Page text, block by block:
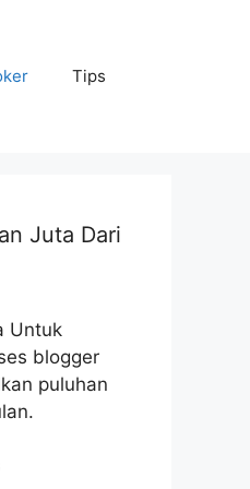
Tips
Juta Dari
Untuk
blogger
puluhan